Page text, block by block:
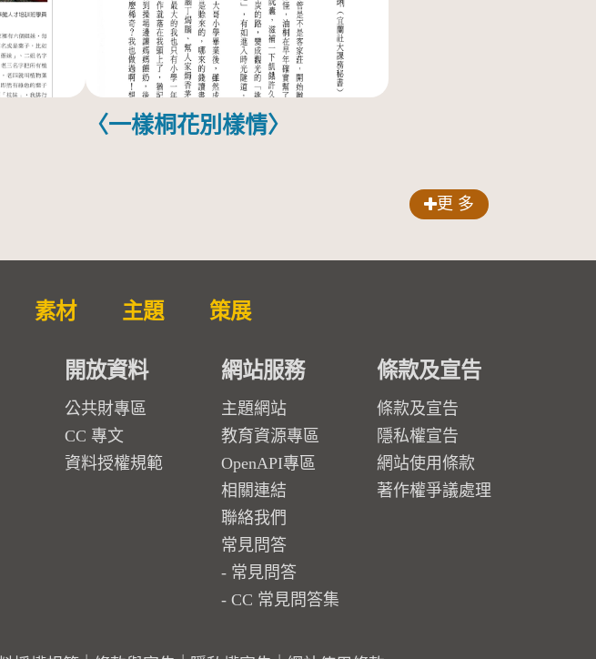
〈一樣桐花別樣情〉
更 多
素材 主題 策展
開放資料
公共財專區
CC 專文
資料授權規範
網站服務
主題網站
教育資源專區
OpenAPI專區
相關連結
聯絡我們
常見問答
常見問答
CC 常見問答集
條款及宣告
條款及宣告
隱私權宣告
網站使用條款
著作權爭議處理